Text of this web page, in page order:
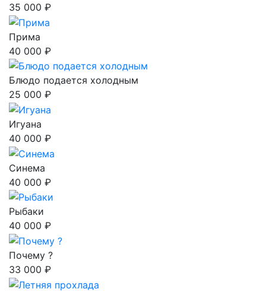
35 000 ₽
Прима
40 000 ₽
Блюдо подается холодным
25 000 ₽
Игуана
40 000 ₽
Синема
40 000 ₽
Рыбаки
40 000 ₽
Почему ?
33 000 ₽